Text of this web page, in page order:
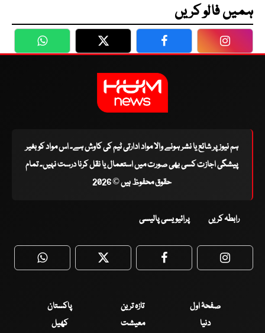
ہمیں فالو کریں
WhatsApp Twitter Facebook
ہم نیوز پر شائع یا نشر ہونے والا مواد ادارتی ٹیم کی کاوش ہے۔ اس مواد کو بغیر
پیشگی اجازت کسی بھی صورت میں استعمال یا نقل کرنا درست نہیں۔ تمام
حقوق محفوظ ہیں © 2026
رابطہ کریں پرائیویسی پالیسی
WhatsApp Twitter Facebook
صفحۂ اول تازہ ترین
پاکستان
دنیا
معیشت کھیل